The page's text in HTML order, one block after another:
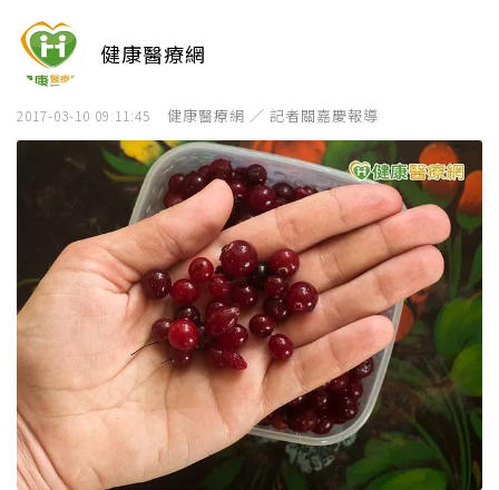
健康醫療網
2017-03-10 09:11:45 健康醫療網 ／ 記者關嘉慶報導